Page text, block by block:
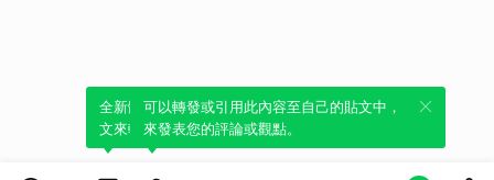
全新體驗！一鍵引用此內容，透過發布貼
文來輕鬆表達個人立場。
可以轉發或引用此內容至自己的貼文中，
來發表您的評論或觀點。